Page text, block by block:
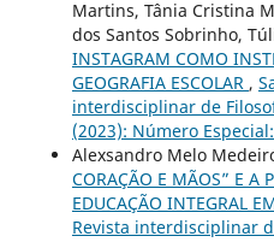
Martins, Tânia Cristina
dos Santos Sobrinho,
INSTAGRAM COMO
GEOGRAFIA ESCOLAR ,
interdisciplinar de
(2023): Número
Alexsandro Melo
CORAÇÃO E MÃOS” E A
EDUCAÇÃO INTEGRAL
Revista interdisciplinar